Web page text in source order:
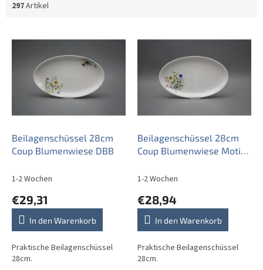
297Artikel
Beilagenschüssel 28cm
Coup Blumenwiese DBB
1-2 Wochen
€29,31
In den Warenkorb
Praktische Beilagenschüssel
28cm.
Beilagenschüssel 28cm
Coup Blumenwiese Motiv
1-2 Wochen
€28,94
In den Warenkorb
Praktische Beilagenschüssel
28cm.